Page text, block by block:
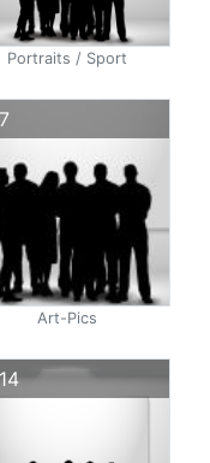
Portraits / Sport
7
Art-Pics